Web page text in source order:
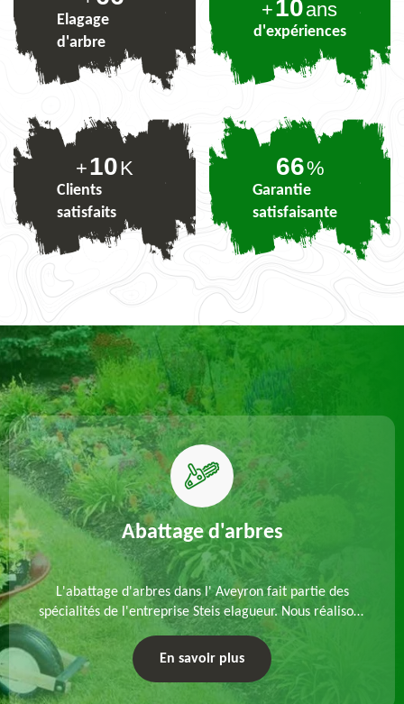
Elagage
d'arbre
+10ans
d'expériences
+10K
Clients
satisfaits
80%
Garantie
satisfaisante
Abattage d'arbres
L'abattage d'arbres dans l' Aveyron fait partie des
spécialités de l'entreprise Steis elagueur. Nous réalisons
un abattage direct ou par démontage, tenant compte
des particularités du site et des végétaux.
En savoir plus